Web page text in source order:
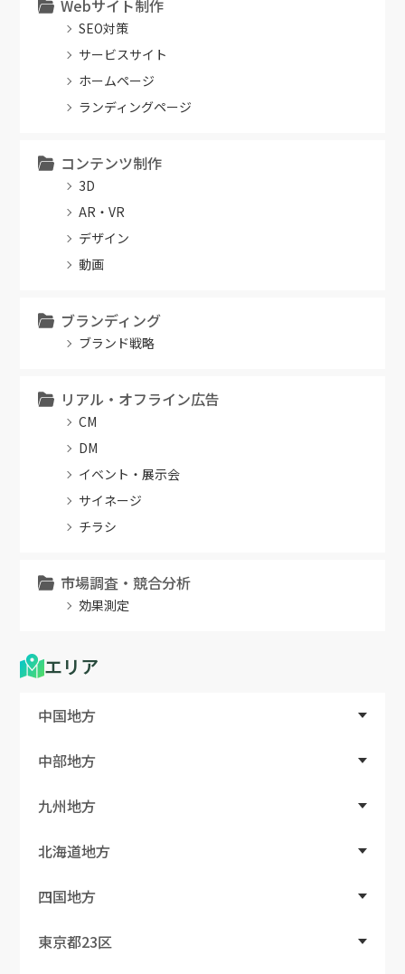
Webサイト制作
SEO対策
サービスサイト
ホームページ
ランディングページ
コンテンツ制作
3D
AR・VR
デザイン
動画
ブランディング
ブランド戦略
リアル・オフライン広告
CM
DM
イベント・展示会
サイネージ
チラシ
市場調査・競合分析
効果測定
エリア
中国地方
中部地方
九州地方
北海道地方
四国地方
東京都23区